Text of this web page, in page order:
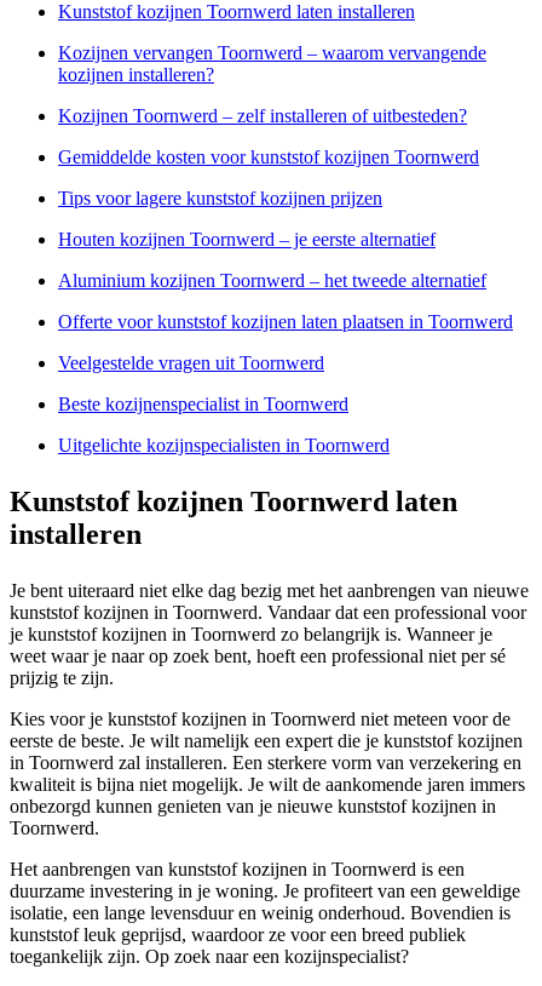
Kunststof kozijnen Toornwerd laten installeren
Kozijnen vervangen Toornwerd – waarom vervangende
kozijnen installeren?
Kozijnen Toornwerd – zelf installeren of uitbesteden?
Gemiddelde kosten voor kunststof kozijnen Toornwerd
Tips voor lagere kunststof kozijnen prijzen
Houten kozijnen Toornwerd – je eerste alternatief
Aluminium kozijnen Toornwerd – het tweede alternatief
Offerte voor kunststof kozijnen laten plaatsen in Toornwerd
Veelgestelde vragen uit Toornwerd
Beste kozijnenspecialist in Toornwerd
Uitgelichte kozijnspecialisten in Toornwerd
Kunststof kozijnen Toornwerd laten
installeren
Je bent uiteraard niet elke dag bezig met het aanbrengen van nieuwe
kunststof kozijnen in Toornwerd. Vandaar dat een professional voor
je kunststof kozijnen in Toornwerd zo belangrijk is. Wanneer je
weet waar je naar op zoek bent, hoeft een professional niet per sé
prijzig te zijn.
Kies voor je kunststof kozijnen in Toornwerd niet meteen voor de
eerste de beste. Je wilt namelijk een expert die je kunststof kozijnen
in Toornwerd zal installeren. Een sterkere vorm van verzekering en
kwaliteit is bijna niet mogelijk. Je wilt de aankomende jaren immers
onbezorgd kunnen genieten van je nieuwe kunststof kozijnen in
Toornwerd.
Het aanbrengen van kunststof kozijnen in Toornwerd is een
duurzame investering in je woning. Je profiteert van een geweldige
isolatie, een lange levensduur en weinig onderhoud. Bovendien is
kunststof leuk geprijsd, waardoor ze voor een breed publiek
toegankelijk zijn. Op zoek naar een kozijnspecialist?